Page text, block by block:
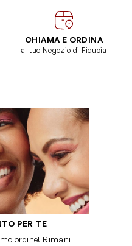
CHIAMA E ORDINA
al tuo Negozio di Fiducia
PER TE
ordine! Rimani